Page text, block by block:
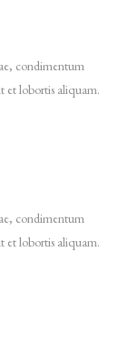
condimentum
et lobortis aliquam.
condimentum
et lobortis aliquam.